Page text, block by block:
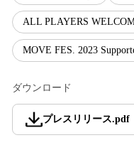
ALL PLAYERS
MOVE FES. 2023
ダウンロード
プレスリリース.pdf